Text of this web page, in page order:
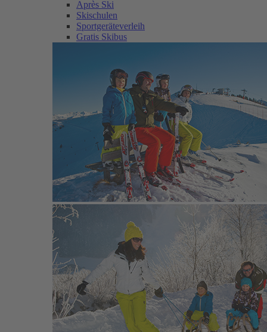
Après Ski
Skischulen
Sportgeräteverleih
Gratis Skibus